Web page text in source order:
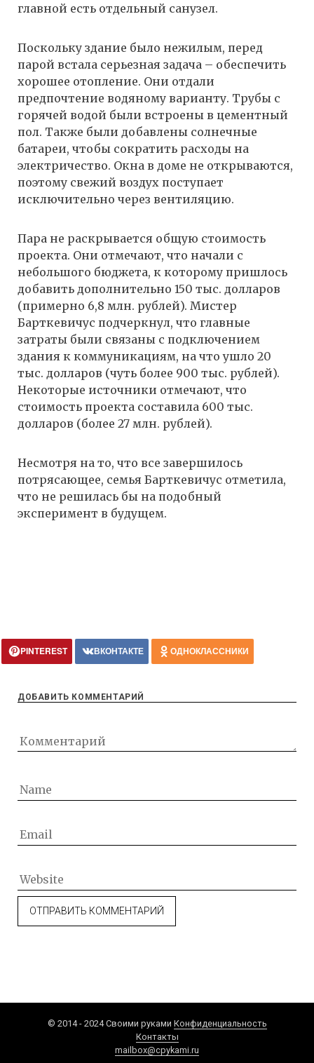
главной есть отдельный санузел.
Поскольку здание было нежилым, перед
парой встала серьезная задача – обеспечить
хорошее отопление. Они отдали
предпочтение водяному варианту. Трубы с
горячей водой были встроены в цементный
пол. Также были добавлены солнечные
батареи, чтобы сократить расходы на
электричество. Окна в доме не открываются,
поэтому свежий воздух поступает
исключительно через вентиляцию.
Пара не раскрывается общую стоимость
проекта. Они отмечают, что начали с
небольшого бюджета, к которому пришлось
добавить дополнительно 150 тыс. долларов
(примерно 6,8 млн. рублей). Мистер
Барткевичус подчеркнул, что главные
затраты были связаны с подключением
здания к коммуникациям, на что ушло 20
тыс. долларов (чуть более 900 тыс. рублей).
Некоторые источники отмечают, что
стоимость проекта составила 600 тыс.
долларов (более 27 млн. рублей).
Несмотря на то, что все завершилось
потрясающее, семья Барткевичус отметила,
что не решилась бы на подобный
эксперимент в будущем.
PINTEREST ВКОНТАКТЕ ОДНОКЛАССНИКИ
ДОБАВИТЬ КОММЕНТАРИЙ
© 2014 - 2024 Своими руками Конфиденциальность
Контакты
mailbox@cpykami.ru